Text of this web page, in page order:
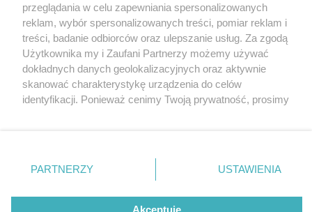
1 / 11
Przychodnia POZ Szpital
Murcki Katowice
Nie zapomnij
zapoznać się z:
polityką prywatności regulamin korzystania z portali
Twojemiasto
Piekary Śląskie
Chorzów
Tarnowskie Góry
Gliwice
Skontakuj sięz nami
Kontakt
Wydawca
Redakcja
przeglądania w celu zapewniania spersonalizowanych
reklam, wybór spersonalizowanych treści, pomiar reklam i
treści, badanie odbiorców oraz ulepszanie usług. Za zgodą
Użytkownika my i Zaufani Partnerzy możemy używać
dokładnych danych geolokalizacyjnych oraz aktywnie
skanować charakterystykę urządzenia do celów
identyfikacji. Ponieważ cenimy Twoją prywatność, prosimy
prywatności znajdujący się w lewym dolnym rogu strony
. Niektóre rodzaje przetwarzania danych nie wymagają
zgody użytkownika, ale masz prawo sprzeciwić się
takiemu przetwarzaniu. Preferencje będą miały
PARTNERZY USTAWIENIA
Akceptuję